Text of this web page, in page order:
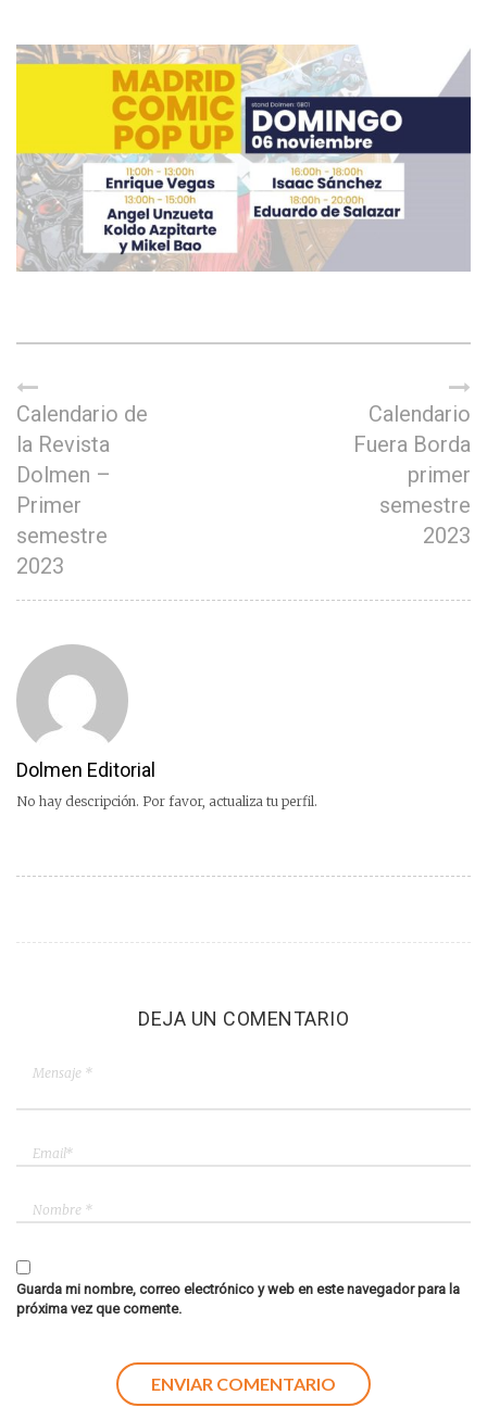
Calendario de
la Revista
Dolmen –
Primer
semestre
2023
Calendario
Fuera Borda
primer
semestre
2023
Dolmen Editorial
No hay descripción. Por favor, actualiza tu perfil.
DEJA UN COMENTARIO
Guarda mi nombre, correo electrónico y web en este navegador para la
próxima vez que comente.